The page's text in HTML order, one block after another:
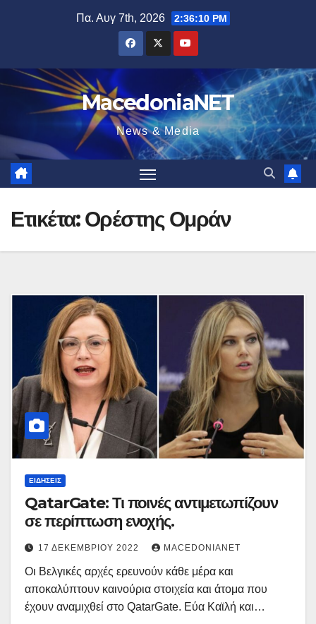
Πα. Αυγ 7th, 2026 2:36:11 PM
MacedoniaNET
News & Media
Ετικέτα:Ορέστης Ομράν
ΕΙΔΉΣΕΙΣ
QatarGate: Τι ποινές αντιμετωπίζουν
σε περίπτωση ενοχής.
17 ΔΕΚΕΜΒΡΊΟΥ 2022 MACEDONIANET
Οι Βελγικές αρχές ερευνούν κάθε μέρα και
αποκαλύπτουν καινούρια στοιχεία και άτομα που
έχουν αναμιχθεί στο QatarGate. Εύα Καϊλή και…